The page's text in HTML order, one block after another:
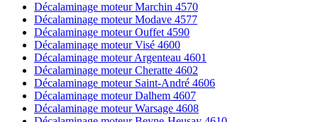
Décalaminage moteur Marchin 4570
Décalaminage moteur Modave 4577
Décalaminage moteur Ouffet 4590
Décalaminage moteur Visé 4600
Décalaminage moteur Argenteau 4601
Décalaminage moteur Cheratte 4602
Décalaminage moteur Saint-André 4606
Décalaminage moteur Dalhem 4607
Décalaminage moteur Warsage 4608